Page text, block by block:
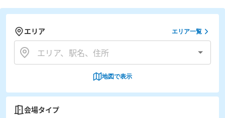
エリア エリア一覧
地図で表示
会場タイプ